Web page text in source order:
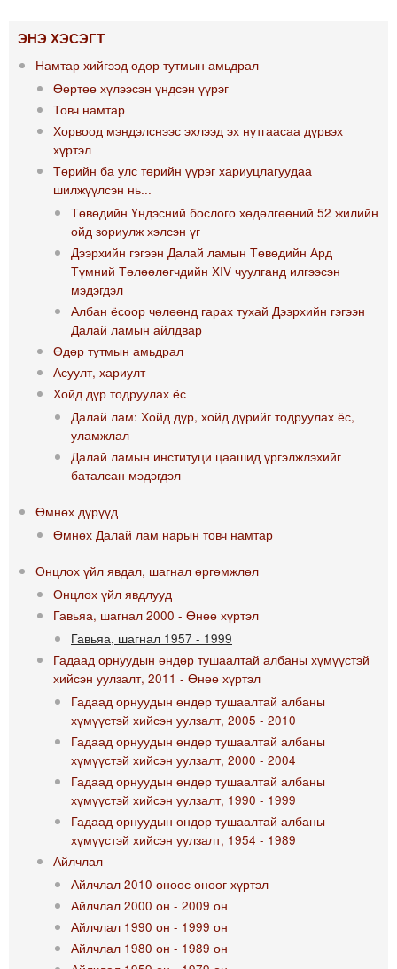
ЭНЭ ХЭСЭГТ
Намтар хийгээд өдөр тутмын амьдрал
Өөртөө хүлээсэн үндсэн үүрэг
Товч намтар
Хорвоод мэндэлснээс эхлээд эх нутгаасаа дүрвэх
хүртэл
Төрийн ба улс төрийн үүрэг хариуцлагуудаа
шилжүүлсэн нь...
Төвөдийн Үндэсний бослого хөдөлгөөний 52 жилийн
ойд зориулж хэлсэн үг
Дээрхийн гэгээн Далай ламын Төвөдийн Ард
Түмний Төлөөлөгчдийн XIV чуулганд илгээсэн
мэдэгдэл
Албан ёсоор чөлөөнд гарах тухай Дээрхийн гэгээн
Далай ламын айлдвар
Өдөр тутмын амьдрал
Асуулт, хариулт
Хойд дүр тодруулах ёс
Далай лам: Хойд дүр, хойд дүрийг тодруулах ёс,
уламжлал
Далай ламын институци цаашид үргэлжлэхийг
баталсан мэдэгдэл
Өмнөх дүрүүд
Өмнөх Далай лам нарын товч намтар
Онцлох үйл явдал, шагнал өргөмжлөл
Онцлох үйл явдлууд
Гавьяа, шагнал 2000 - Өнөө хүртэл
Гавьяа, шагнал 1957 - 1999
Гадаад орнуудын өндөр тушаалтай албаны хүмүүстэй
хийсэн уулзалт, 2011 - Өнөө хүртэл
Гадаад орнуудын өндөр тушаалтай албаны
хүмүүстэй хийсэн уулзалт, 2005 - 2010
Гадаад орнуудын өндөр тушаалтай албаны
хүмүүстэй хийсэн уулзалт, 2000 - 2004
Гадаад орнуудын өндөр тушаалтай албаны
хүмүүстэй хийсэн уулзалт, 1990 - 1999
Гадаад орнуудын өндөр тушаалтай албаны
хүмүүстэй хийсэн уулзалт, 1954 - 1989
Айлчлал
Айлчлал 2010 оноос өнөөг хүртэл
Айлчлал 2000 он - 2009 он
Айлчлал 1990 он - 1999 он
Айлчлал 1980 он - 1989 он